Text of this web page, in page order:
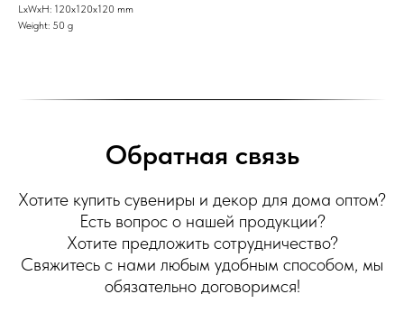
LxWxH: 120x120x120 mm
Weight: 50 g
Обратная связь
Хотите купить сувениры и декор для дома оптом?
Есть вопрос о нашей продукции?
Хотите предложить сотрудничество?
Свяжитесь с нами любым удобным способом, мы
обязательно договоримся!